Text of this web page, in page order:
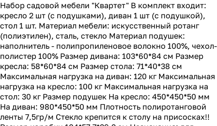
Набор садовой мебели "Квартет" В комплект входит:
кресло 2 шт (с подушками), диван 1 шт (с подушкой),
стол 1 шт. Материал мебели: искусственный ротанг
(полиэтилен), сталь, стекло Материал подушек:
наполнитель - полипропиленовое волокно 100%, чехол-
полистер 100% Размер дивана: 103*60*84 см Размер
кресла: 58*60*84 см Размер стола: 71*40*38 см
Максимальная нагрузка на диван: 120 кг Максимальная
нагрузка на кресло: 100 кг Максимальная нагрузка на
стол: 30 кг Размер подушек На кресло: 450*450*50 мм
На диван: 980*450*50 мм Плотность полиротанговой
ленты 7,5гр/м Стекло крепится к столу на присосках!!